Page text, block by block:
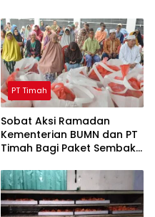
PT Timah
Sobat Aksi Ramadan
Kementerian BUMN dan PT
Timah Bagi Paket Sembako
Barat